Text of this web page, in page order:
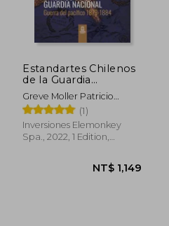
Estandartes Chilenos
de la Guardia
Nacional. Guerra del
Pacífico 1879-1884.
FULL COLOR. (in
Spanish)
Greve Moller Patricio
Roberto
(1)
Inversiones Elemonkey
Spa., 2022, 1 Edition,